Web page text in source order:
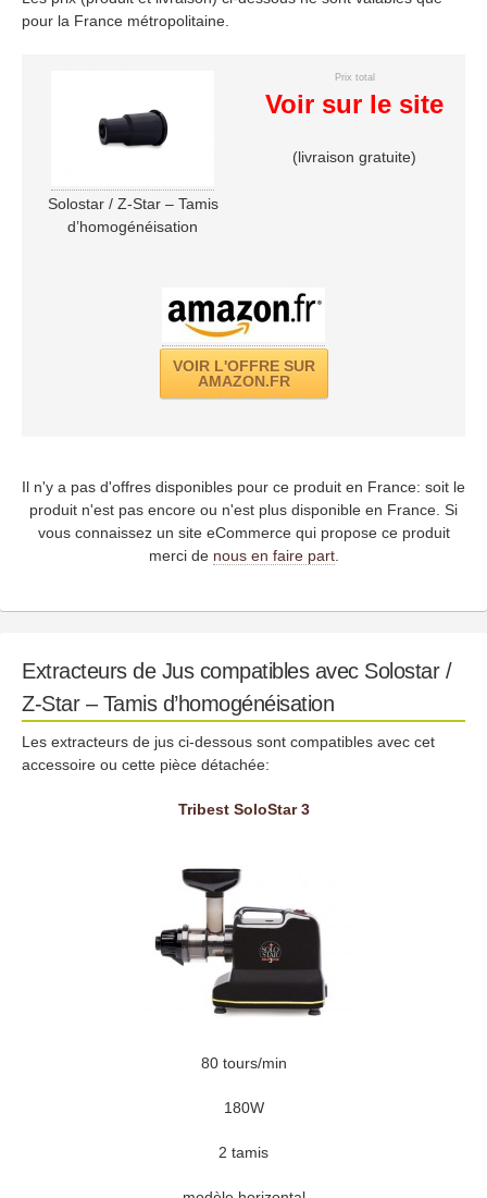
pour la France métropolitaine.
Solostar / Z-Star – Tamis
d’homogénéisation
Prix total
Voir sur le site
(livraison gratuite)
VOIR L'OFFRE SUR
AMAZON.FR
Il n'y a pas d'offres disponibles pour ce produit en France: soit le
produit n'est pas encore ou n'est plus disponible en France. Si
vous connaissez un site eCommerce qui propose ce produit
merci de nous en faire part.
Extracteurs de Jus compatibles avec Solostar /
Z-Star – Tamis d’homogénéisation
Les extracteurs de jus ci-dessous sont compatibles avec cet
accessoire ou cette pièce détachée:
Tribest SoloStar 3
80 tours/min
180W
2 tamis